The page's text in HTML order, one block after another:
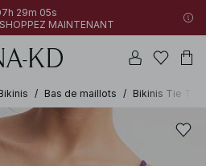
07h 29m 05s
MAINTENANT
29m 04s
MAINTENANT
TOUT | SHOPPEZ MAINTENANT
/ Bas de maillots / Bikinis Tie